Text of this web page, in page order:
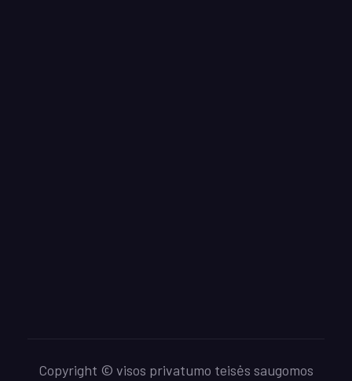
Copyright © visos privatumo teisės saugomos